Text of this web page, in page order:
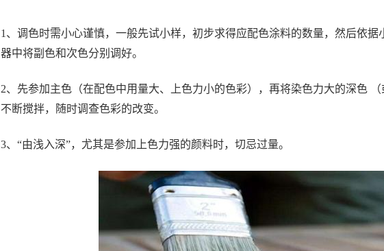
1、调色时需小心谨慎，一般先试小样，初步求得应配色涂料的数量，然后依
器中将副色和次色分别调好。
2、先参加主色（在配色中用量大、上色力小的色彩），再将染色力大的深色
不断搅拌，随时调查色彩的改变。
3、“由浅入深”，尤其是参加上色力强的颜料时，切忌过量。